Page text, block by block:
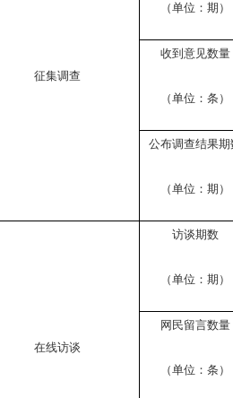
征集调查
（单位：期）
收到意见数量
（单位：条）
公布调查结果期
（单位：期）
在线访谈
访谈期数
（单位：期）
网民留言数量
（单位：条）